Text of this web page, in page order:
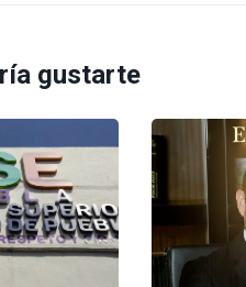
gustarte